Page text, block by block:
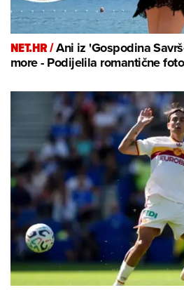
NET.HR /Ani iz 'Gospodina
more - Podijelila romantične